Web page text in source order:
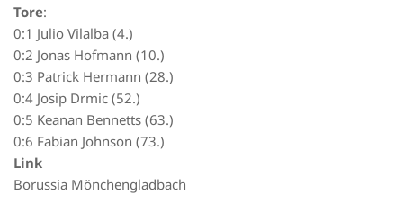
Tore:
0:1 Julio Vilalba (4.)
0:2 Jonas Hofmann (10.)
0:3 Patrick Hermann (28.)
0:4 Josip Drmic (52.)
0:5 Keanan Bennetts (63.)
0:6 Fabian Johnson (73.)
Link
Borussia Mönchengladbach